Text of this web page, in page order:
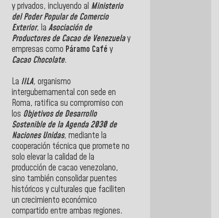
y privados, incluyendo al Ministerio
del Poder Popular de Comercio
Exterior, la Asociación de
Productores de Cacao de Venezuelay
empresas como Páramo Café y
Cacao Chocolate.
La IILA, organismo
intergubernamental con sede en
Roma, ratifica su compromiso con
los Objetivos de Desarrollo
Sostenible de la Agenda 2030 de
Naciones Unidas, mediante la
cooperación técnica que promete no
solo elevar la calidad de la
producción de cacao venezolano,
sino también consolidar puentes
históricos y culturales que faciliten
un crecimiento económico
compartido entre ambas regiones.